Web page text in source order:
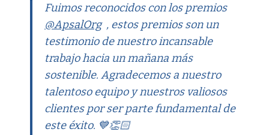
Fuimos reconocidos con los premios
@ApsalOrg, estos premios son un
testimonio de nuestro incansable
trabajo hacia un mañana más
sostenible. Agradecemos a nuestro
talentoso equipo y nuestros valiosos
clientes por ser parte fundamental de
este éxito. 💙👏🏻